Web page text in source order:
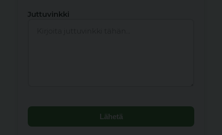
Juttuvinkki
Lähetä